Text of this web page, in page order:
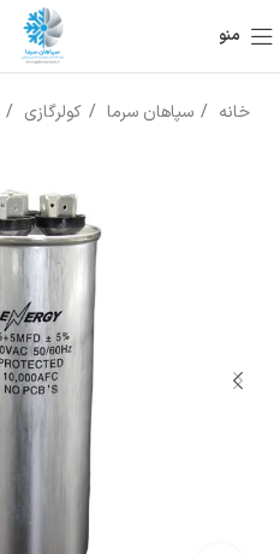
منو
خانه سپاهان سرما کولرگازی